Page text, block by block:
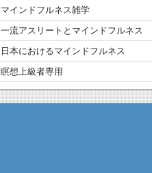
マインドフルネス雑学
一流アスリートとマインドフルネス
日本におけるマインドフルネス
瞑想上級者専用